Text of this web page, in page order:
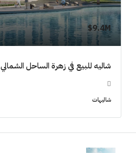
9.4M$
شاليه للبيع في زهرة الساحل الشمالي 100 م
شاليهات